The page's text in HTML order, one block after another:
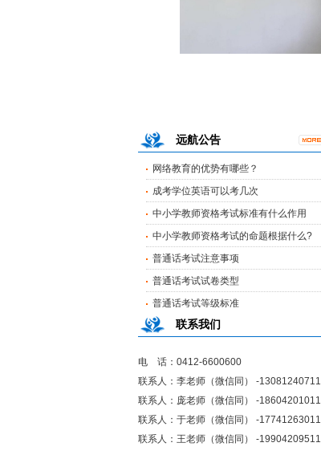
远航公告
网络教育的优势有哪些？
成考学位英语可以考几次
中小学教师资格考试标准有什么作用
中小学教师资格考试的命题根据什么?
普通话考试注意事项
普通话考试试卷类型
普通话考试等级标准
成考学位英语可以考几次
中小学教师资格考试标准有什么作用
中小学教师资格考试的命题根据什么?
普通话考试注意事项
普通话考试试卷类型
联系我们
电 话：0412-6600600
联系人：李老师（微信同） -13081240711
联系人：庞老师（微信同） -18604201011
联系人：于老师（微信同） -17741263011
联系人：王老师（微信同） -19904209511